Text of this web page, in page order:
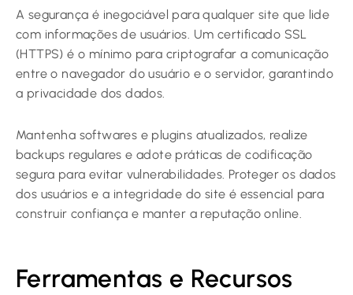
A segurança é inegociável para qualquer site que lide
com informações de usuários. Um certificado SSL
(HTTPS) é o mínimo para criptografar a comunicação
entre o navegador do usuário e o servidor, garantindo
a privacidade dos dados.
Mantenha softwares e plugins atualizados, realize
backups regulares e adote práticas de codificação
segura para evitar vulnerabilidades. Proteger os dados
dos usuários e a integridade do site é essencial para
construir confiança e manter a reputação online.
Ferramentas e Recursos